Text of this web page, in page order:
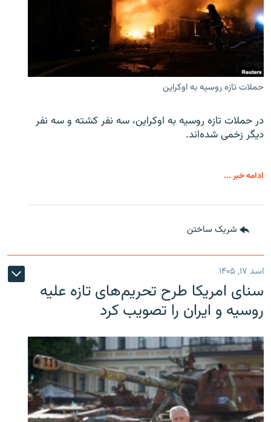
حملات تازه روسیه به اوکراین
در حملات تازه روسیه به اوکراین، سه نفر کشته و سه نفر
دیگر زخمی شده‌اند.
ادامه خبر ...
شریک ساختن
اسد ۱۷, ۱۴۰۵
سنای امریکا طرح تحریم‌های تازه علیه
روسیه و ایران را تصویب کرد